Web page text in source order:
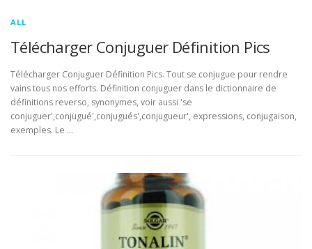
ALL
Télécharger Conjuguer Définition Pics
Télécharger Conjuguer Définition Pics. Tout se conjugue pour rendre
vains tous nos efforts. Définition conjuguer dans le dictionnaire de
définitions reverso, synonymes, voir aussi 'se
conjuguer',conjugué',conjugués',conjugueur', expressions, conjugaison,
exemples. Le …